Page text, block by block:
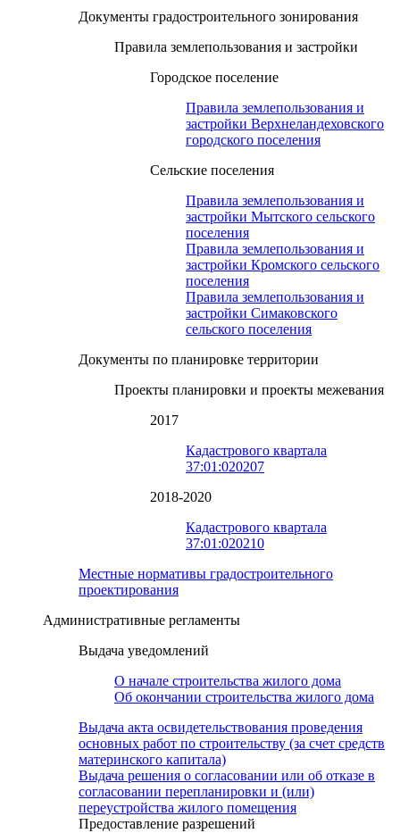
Документы градостроительного зонирования
Правила землепользования и застройки
Городское поселение
Правила землепользования и
застройки Верхнеландеховского
городского поселения
Сельские поселения
Правила землепользования и
застройки Мытского сельского
поселения
Правила землепользования и
застройки Кромского сельского
поселения
Правила землепользования и
застройки Симаковского
сельского поселения
Документы по планировке территории
Проекты планировки и проекты межевания
2017
Кадастрового квартала
37:01:020207
2018-2020
Кадастрового квартала
37:01:020210
Местные нормативы градостроительного
проектирования
Административные регламенты
Выдача уведомлений
О начале строительства жилого дома
Об окончании строительства жилого дома
Выдача акта освидетельствования проведения
основных работ по строительству (за счет средств
материнского капитала)
Выдача решения о согласовании или об отказе в
согласовании перепланировки и (или)
переустройства жилого помещения
Предоставление разрешений